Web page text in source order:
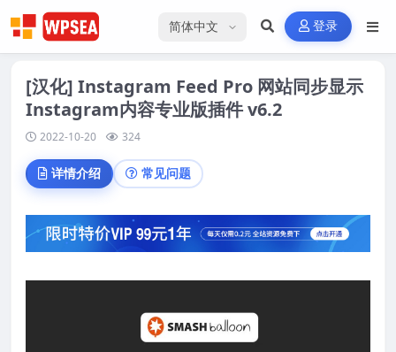
选择语言 登录
[汉化] Instagram Feed Pro 网站同步显示
Instagram内容专业版插件 v6.2
2022-10-20 324
详情介绍 常见问题